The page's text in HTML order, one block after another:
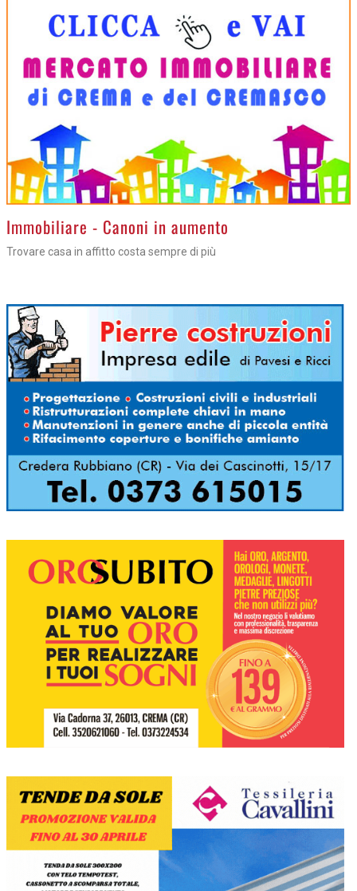
>Immobiliare - Canoni in aumento
Trovare casa in affitto costa sempre di più